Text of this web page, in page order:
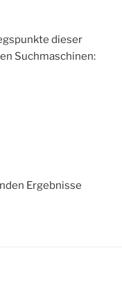
dieser
Suchmaschinen:
Ergebnisse